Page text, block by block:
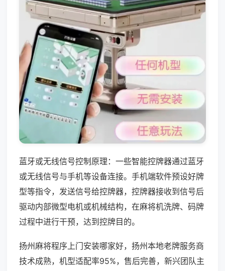
蓝牙或无线信号控制原理：一些智能控牌器通过蓝牙
或无线信号与手机等设备连接。手机端软件预设好牌
型等指令，发送信号给控牌器，控牌器接收到信号后
驱动内部微型电机或机械结构，在麻将机洗牌、码牌
过程中进行干预，达到控牌目的。
扬州麻将程序上门安装哪家好，扬州本地老牌服务商
技术成熟，机型适配率95%，售后完善，新兴团队主